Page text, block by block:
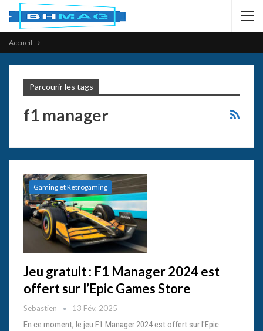
Accueil
Parcourir les tags
f1 manager
Gaming et Retrogaming
Jeu gratuit : F1 Manager 2024 est
offert sur l’Epic Games Store
Sebastien 13 Fév, 2025
En ce moment, le jeu F1 Manager 2024 est offert sur l'Epic